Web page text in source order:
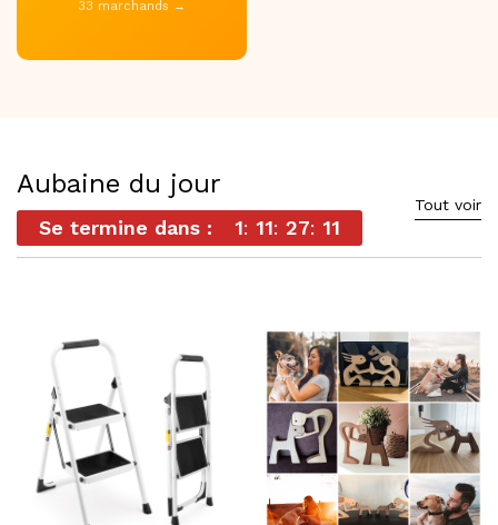
33 marchands →
Aubaine du jour
Se termine dans : 1 11 27 9
Tout voir